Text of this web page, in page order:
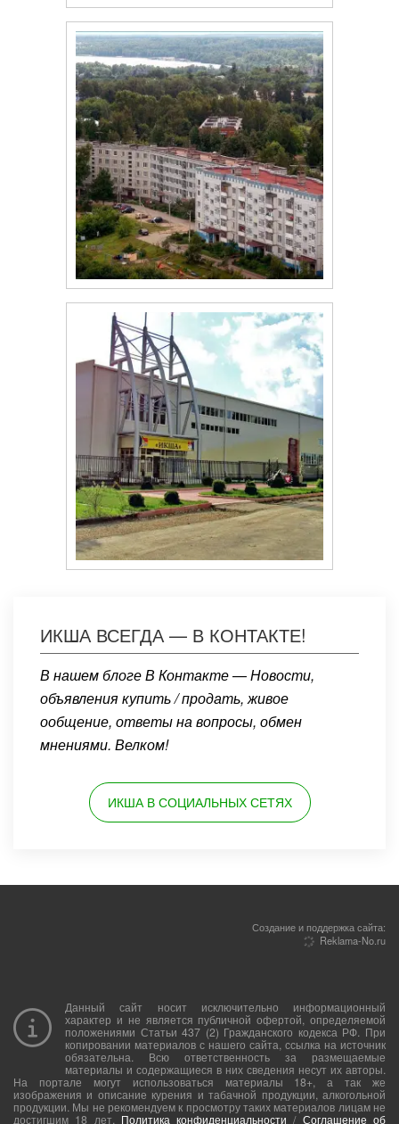
ИКША ВСЕГДА — В КОНТАКТЕ!
В нашем блоге В Контакте — Новости,
объявления купить / продать, живое
ообщение, ответы на вопросы, обмен
мнениями. Велком!
ИКША В СОЦИАЛЬНЫХ СЕТЯХ
Создание и поддержка сайта:
Reklama-No.ru
Данный сайт носит исключительно информационный
характер и не является публичной офертой, определяемой
положениями Статьи 437 (2) Гражданского кодекса РФ. При
копировании материалов с нашего сайта, ссылка на источник
обязательна. Всю ответственность за размещаемые
материалы и содержащиеся в них сведения несут их авторы.
На портале могут использоваться материалы 18+, а так же
изображения и описание курения и табачной продукции, алкогольной
продукции. Мы не рекомендуем к просмотру таких материалов лицам не
достигшим 18 лет. Политика конфиденциальности / Соглашение об